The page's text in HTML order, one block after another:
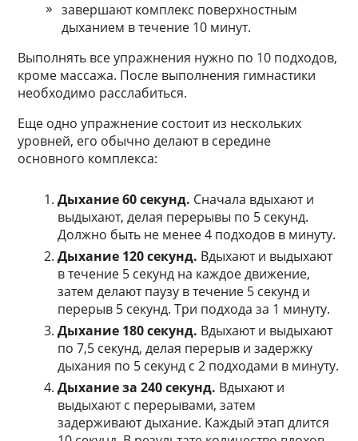
завершают комплекс поверхностным
дыханием в течение 10 минут.
Выполнять все упражнения нужно по 10 подходов,
кроме массажа. После выполнения гимнастики
необходимо расслабиться.
Еще одно упражнение состоит из нескольких
уровней, его обычно делают в середине
основного комплекса:
Дыхание 60 секунд. Сначала вдыхают и
выдыхают, делая перерывы по 5 секунд.
Должно быть не менее 4 подходов в минуту.
Дыхание 120 секунд. Вдыхают и выдыхают
в течение 5 секунд на каждое движение,
затем делают паузу в течение 5 секунд и
перерыв 5 секунд. Три подхода за 1 минуту.
Дыхание 180 секунд. Вдыхают и выдыхают
по 7,5 секунд, делая перерыв и задержку
дыхания по 5 секунд с 2 подходами в минуту.
Дыхание за 240 секунд. Вдыхают и
выдыхают с перерывами, затем
задерживают дыхание. Каждый этап длится